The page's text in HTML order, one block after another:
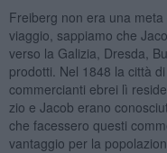
Freiberg non era una
viaggio, sappiamo che
verso la Galizia, Dresda,
prodotti. Nel 1848 la città
commercianti ebrei lì
zio e Jacob erano
che facessero questi
vantaggio per la